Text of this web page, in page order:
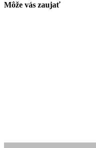
Môže vás zaujať